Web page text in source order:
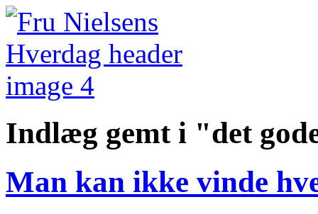
Indlæg gemt i "det
Man kan ikke vinde